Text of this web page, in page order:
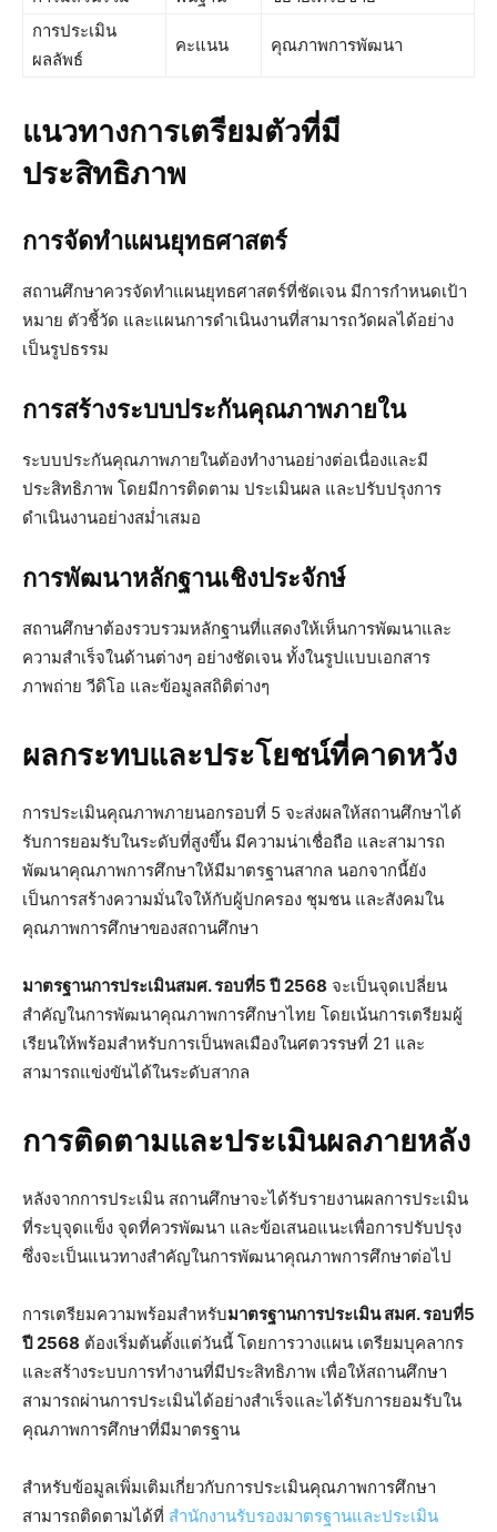
การประเมิน
ผลลัพธ์
คะแนน คุณภาพการพัฒนา
แนวทางการเตรียมตัวที่มี
ประสิทธิภาพ
การจัดทำแผนยุทธศาสตร์
สถานศึกษาควรจัดทำแผนยุทธศาสตร์ที่ชัดเจน มีการกำหนดเป้า
หมาย ตัวชี้วัด และแผนการดำเนินงานที่สามารถวัดผลได้อย่าง
เป็นรูปธรรม
การสร้างระบบประกันคุณภาพภายใน
ระบบประกันคุณภาพภายในต้องทำงานอย่างต่อเนื่องและมี
ประสิทธิภาพ โดยมีการติดตาม ประเมินผล และปรับปรุงการ
ดำเนินงานอย่างสม่ำเสมอ
การพัฒนาหลักฐานเชิงประจักษ์
สถานศึกษาต้องรวบรวมหลักฐานที่แสดงให้เห็นการพัฒนาและ
ความสำเร็จในด้านต่างๆ อย่างชัดเจน ทั้งในรูปแบบเอกสาร
ภาพถ่าย วีดิโอ และข้อมูลสถิติต่างๆ
ผลกระทบและประโยชน์ที่คาดหวัง
การประเมินคุณภาพภายนอกรอบที่ 5 จะส่งผลให้สถานศึกษาได้
รับการยอมรับในระดับที่สูงขึ้น มีความน่าเชื่อถือ และสามารถ
พัฒนาคุณภาพการศึกษาให้มีมาตรฐานสากล นอกจากนี้ยัง
เป็นการสร้างความมั่นใจให้กับผู้ปกครอง ชุมชน และสังคมใน
คุณภาพการศึกษาของสถานศึกษา
มาตรฐานการประเมินสมศ. รอบที่5 ปี 2568 จะเป็นจุดเปลี่ยน
สำคัญในการพัฒนาคุณภาพการศึกษาไทย โดยเน้นการเตรียมผู้
เรียนให้พร้อมสำหรับการเป็นพลเมืองในศตวรรษที่ 21 และ
สามารถแข่งขันได้ในระดับสากล
การติดตามและประเมินผลภายหลัง
หลังจากการประเมิน สถานศึกษาจะได้รับรายงานผลการประเมิน
ที่ระบุจุดแข็ง จุดที่ควรพัฒนา และข้อเสนอแนะเพื่อการปรับปรุง
ซึ่งจะเป็นแนวทางสำคัญในการพัฒนาคุณภาพการศึกษาต่อไป
การเตรียมความพร้อมสำหรับมาตรฐานการประเมิน สมศ. รอบที่5
ปี 2568 ต้องเริ่มต้นตั้งแต่วันนี้ โดยการวางแผน เตรียมบุคลากร
และสร้างระบบการทำงานที่มีประสิทธิภาพ เพื่อให้สถานศึกษา
สามารถผ่านการประเมินได้อย่างสำเร็จและได้รับการยอมรับใน
คุณภาพการศึกษาที่มีมาตรฐาน
สำหรับข้อมูลเพิ่มเติมเกี่ยวกับการประเมินคุณภาพการศึกษา
สามารถติดตามได้ที่ สำนักงานรับรองมาตรฐานและประเมิน